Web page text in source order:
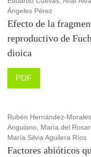
Ángeles Pérez
Efecto de la
reproductivo de
dioica
PDF
Rubén Hernández-
Anguiano, María del
María Silvia Aguilera Ríos
Factores abióticos